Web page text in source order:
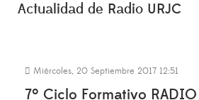
Actualidad de Radio URJC
Miércoles, 20 Septiembre 2017 12:51
7º Ciclo Formativo RADIO